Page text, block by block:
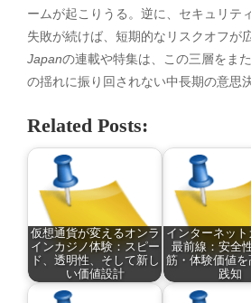
ームが起こりうる。逆に、セキュリテ
失敗が続けば、短期的なリスクオフが
Japanの連載や特集は、この三層をま
の揺れに振り回されない中長期の意思
Related Posts:
仮想通貨が変えるオンラ
インカジノ体験：スピー
ド、透明性、そして新し
い価値設計
インターネッ
最前線：安全
筋・体験価値を
践知